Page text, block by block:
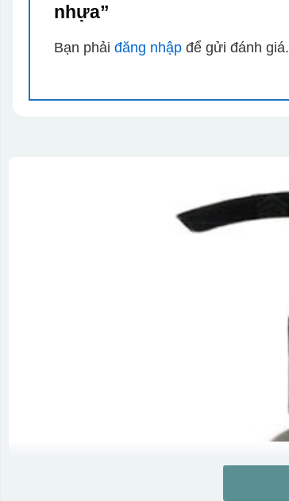
nhựa”
Bạn phải đăng nhậpđể gửi đánh giá.